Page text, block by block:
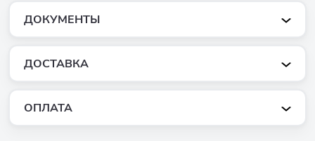
ДОКУМЕНТЫ
ДОСТАВКА
ОПЛАТА